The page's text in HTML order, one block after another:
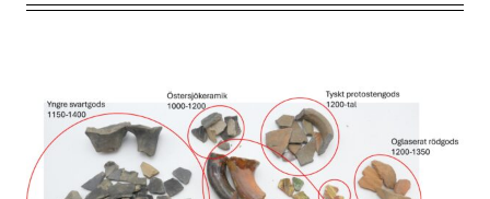
den
undersökningen
i
kvarteret
Grynmalaren